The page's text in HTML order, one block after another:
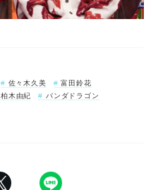
佐々木久美
富田鈴花
柏木由紀
パンダドラゴン